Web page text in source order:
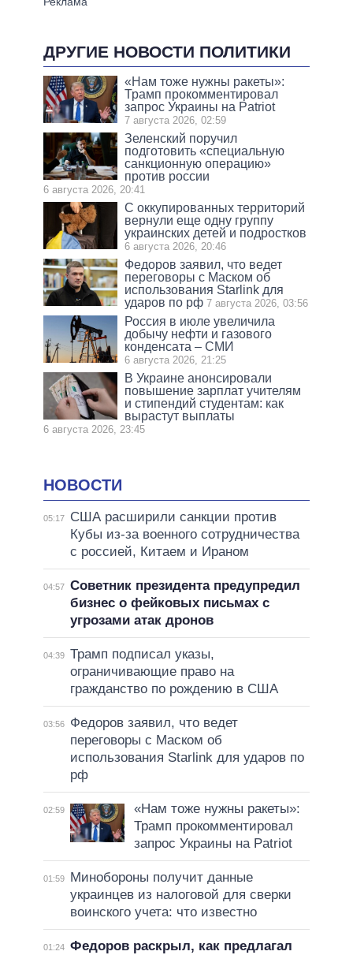
ДРУГИЕ НОВОСТИ ПОЛИТИКИ
«Нам тоже нужны ракеты»:
Трамп прокомментировал
запрос Украины на Patriot
7 августа 2026, 02:59
Зеленский поручил
подготовить «специальную
санкционную операцию»
против россии
6 августа 2026, 20:41
С оккупированных территорий
вернули еще одну группу
украинских детей и подростков
6 августа 2026, 20:46
Федоров заявил, что ведет
переговоры с Маском об
использования Starlink для
ударов по рф 7 августа 2026, 03:56
Россия в июле увеличила
добычу нефти и газового
конденсата – СМИ
6 августа 2026, 21:25
В Украине анонсировали
повышение зарплат учителям
и стипендий студентам: как
вырастут выплаты
6 августа 2026, 23:45
НОВОСТИ
05:17
США расширили санкции против
Кубы из-за военного сотрудничества
с россией, Китаем и Ираном
04:57 Советник президента предупредил
бизнес о фейковых письмах с
угрозами атак дронов
04:39 Трамп подписал указы,
ограничивающие право на
гражданство по рождению в США
03:56
Федоров заявил, что ведет
переговоры с Маском об
использования Starlink для ударов по
рф
02:59
«Нам тоже нужны ракеты»:
Трамп прокомментировал
запрос Украины на Patriot
01:59
Минобороны получит данные
украинцев из налоговой для сверки
воинского учета: что известно
01:24 Федоров раскрыл, как предлагал